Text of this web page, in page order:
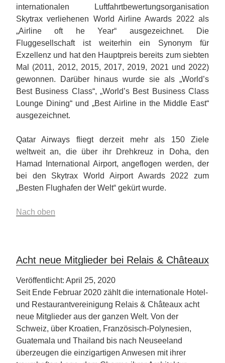
internationalen Luftfahrtbewertungsorganisation
Skytrax verliehenen World Airline Awards 2022 als
„Airline oft he Year“ ausgezeichnet. Die
Fluggesellschaft ist weiterhin ein Synonym für
Exzellenz und hat den Hauptpreis bereits zum siebten
Mal (2011, 2012, 2015, 2017, 2019, 2021 und 2022)
gewonnen. Darüber hinaus wurde sie als „World’s
Best Business Class“, „World’s Best Business Class
Lounge Dining“ und „Best Airline in the Middle East“
ausgezeichnet.
Qatar Airways fliegt derzeit mehr als 150 Ziele
weltweit an, die über ihr Drehkreuz in Doha, den
Hamad International Airport, angeflogen werden, der
bei den Skytrax World Airport Awards 2022 zum
„Besten Flughafen der Welt“ gekürt wurde.
Nach oben
Acht neue Mitglieder bei Relais & Châteaux
Veröffentlicht: April 25, 2020
Seit Ende Februar 2020 zählt die internationale Hotel-
und Restaurantvereinigung Relais & Châteaux acht
neue Mitglieder aus der ganzen Welt. Von der
Schweiz, über Kroatien, Französisch-Polynesien,
Guatemala und Thailand bis nach Neuseeland
überzeugen die einzigartigen Anwesen mit ihrer